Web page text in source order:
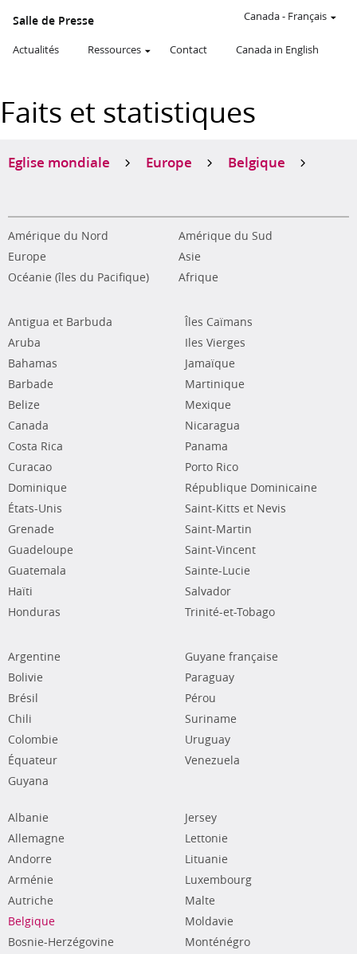
Salle de Presse
Actualités Ressources Contact Canada in English
Canada- Français
Faits et statistiques
Eglise mondiale Europe Belgique
Amérique du Nord
Amérique du Sud
Europe
Asie
Océanie (îles du Pacifique)
Afrique
Antigua et Barbuda
Aruba
Bahamas
Barbade
Belize
Canada
Costa Rica
Curacao
Dominique
États-Unis
Grenade
Guadeloupe
Guatemala
Haïti
Honduras
Îles Caïmans
Iles Vierges
Jamaïque
Martinique
Mexique
Nicaragua
Panama
Porto Rico
République Dominicaine
Saint-Kitts et Nevis
Saint-Martin
Saint-Vincent
Sainte-Lucie
Salvador
Trinité-et-Tobago
Argentine
Bolivie
Brésil
Chili
Colombie
Équateur
Guyana
Guyane française
Paraguay
Pérou
Suriname
Uruguay
Venezuela
Albanie
Allemagne
Andorre
Arménie
Autriche
Belgique
Bosnie-Herzégovine
Jersey
Lettonie
Lituanie
Luxembourg
Malte
Moldavie
Monténégro